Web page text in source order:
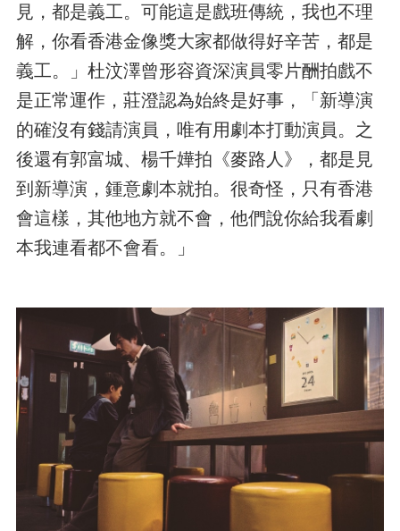
見，都是義工。可能這是戲班傳統，我也不理
解，你看香港金像獎大家都做得好辛苦，都是
義工。」杜汶澤曾形容資深演員零片酬拍戲不
是正常運作，莊澄認為始終是好事，「新導演
的確沒有錢請演員，唯有用劇本打動演員。之
後還有郭富城、楊千嬅拍《麥路人》，都是見
到新導演，鍾意劇本就拍。很奇怪，只有香港
會這樣，其他地方就不會，他們說你給我看劇
本我連看都不會看。」